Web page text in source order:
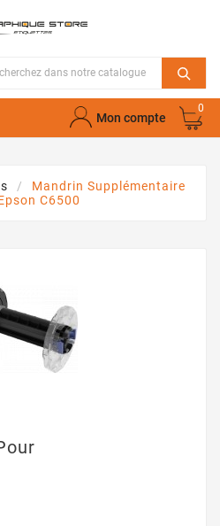
Mon compte
0
Mandrin Supplémentaire
C6500